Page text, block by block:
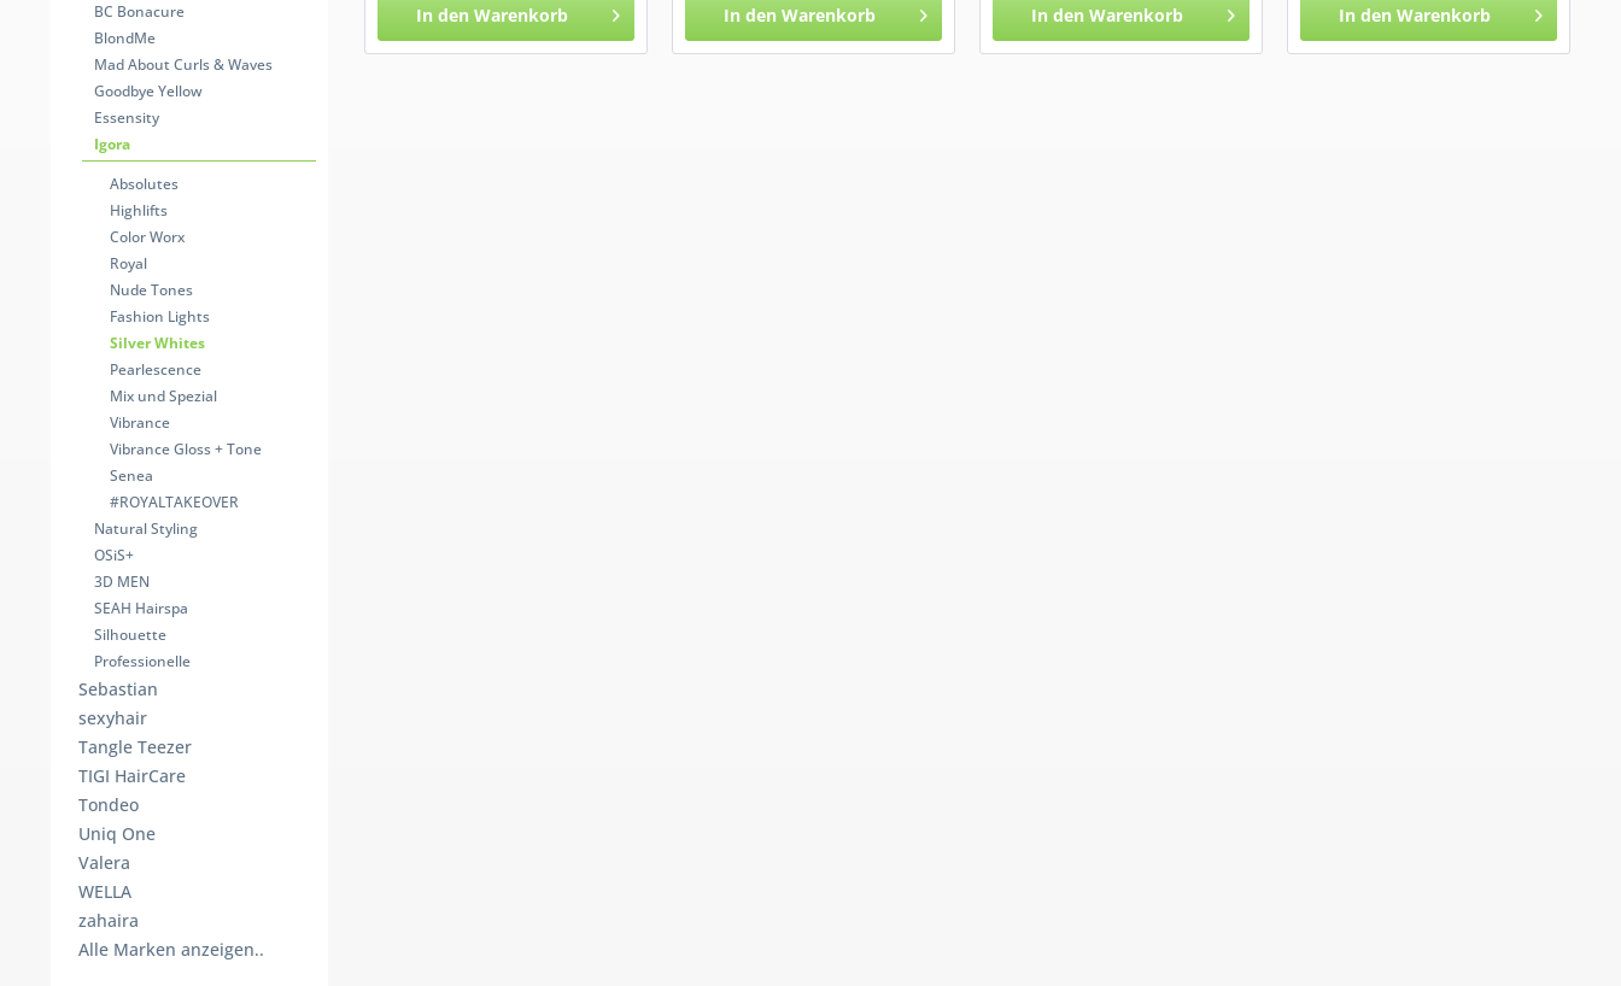
BC Bonacure
BlondMe
Mad About Curls & Waves
Goodbye Yellow
Essensity
Igora
Absolutes
Highlifts
Color Worx
Royal
Nude Tones
Fashion Lights
Silver Whites
Pearlescence
Mix und Spezial
Vibrance
Vibrance Gloss + Tone
Senea
#ROYALTAKEOVER
Natural Styling
OSiS+
3D MEN
SEAH Hairspa
Silhouette
Professionelle
Sebastian
sexyhair
Tangle Teezer
TIGI HairCare
Tondeo
Uniq One
Valera
WELLA
zahaira
Alle Marken anzeigen..
In den Warenkorb In den Warenkorb In den Warenkorb In den Warenkorb